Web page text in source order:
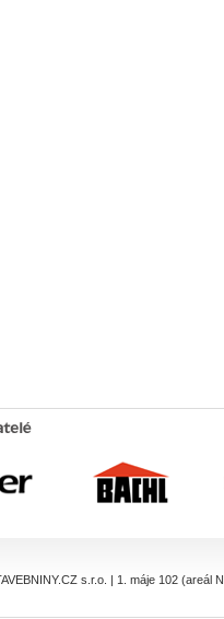
s.r.o. | 1. máje 102